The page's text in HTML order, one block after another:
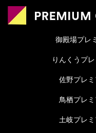
御殿場プレ
りんくうプ
佐野プレ
鳥栖プレ
土岐プレ